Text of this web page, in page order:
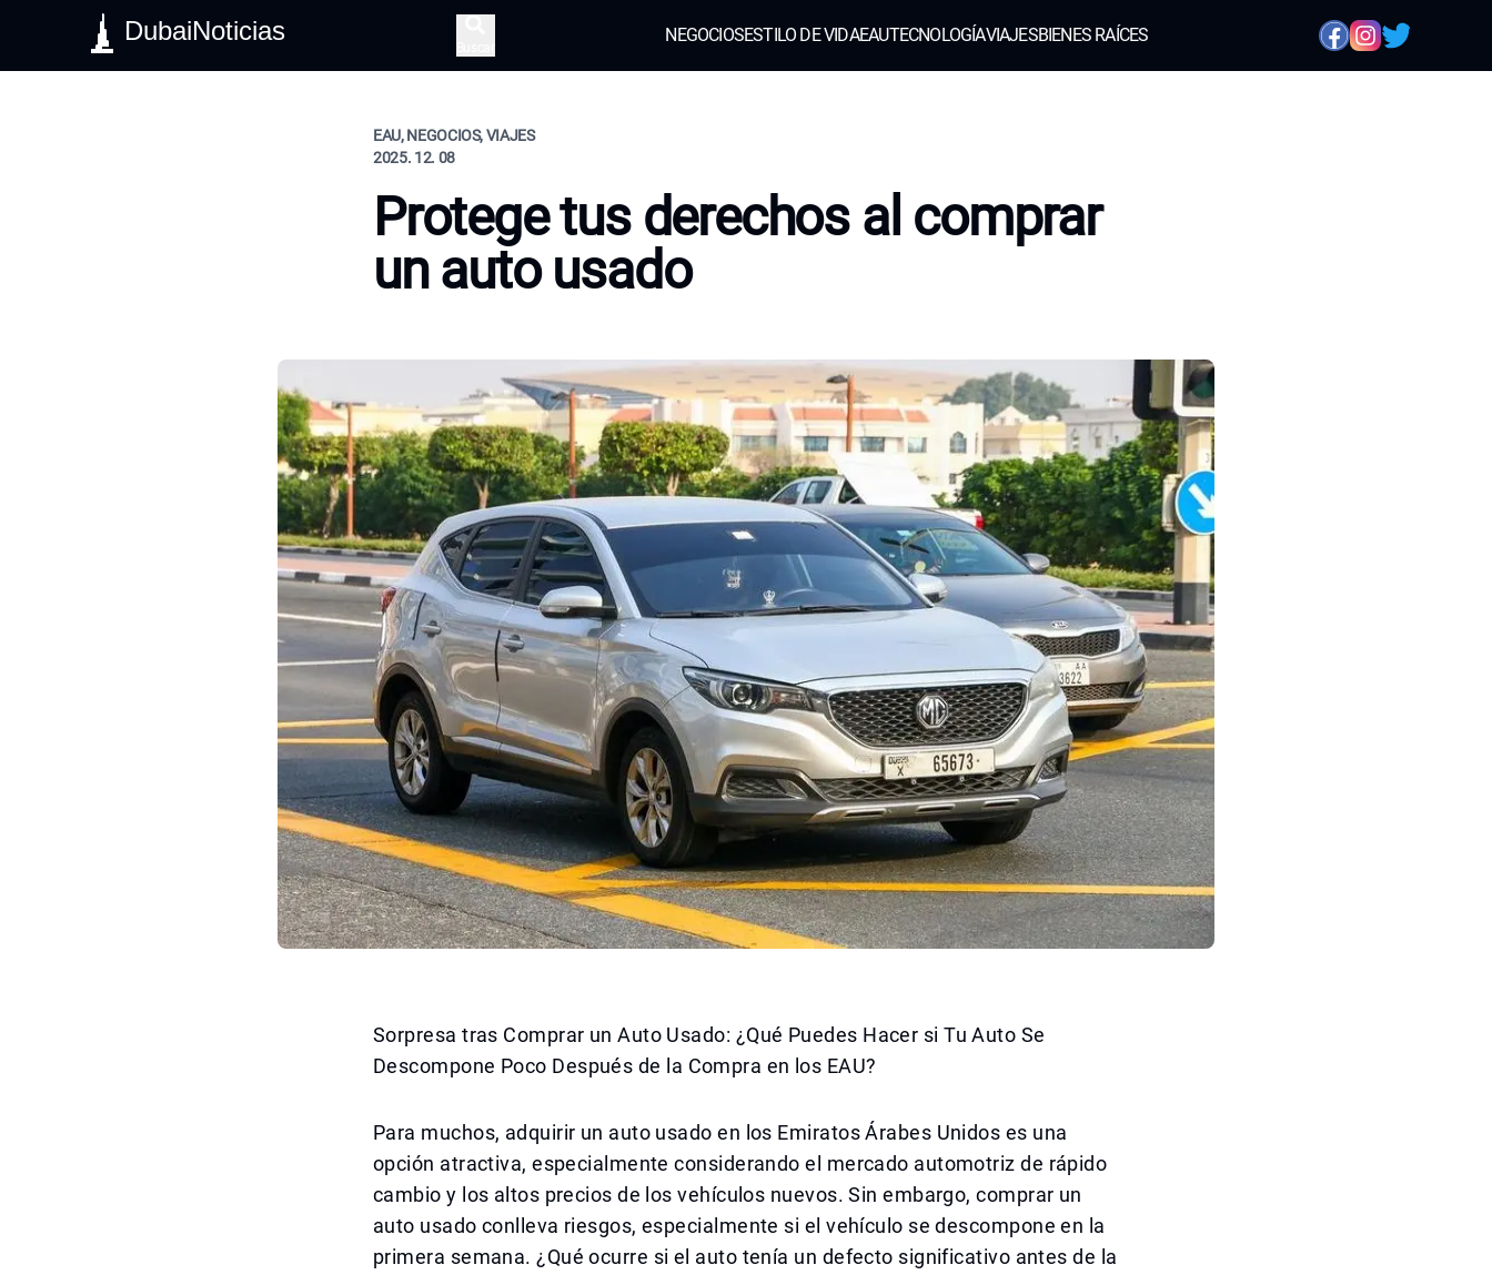
DubaiNoticias NEGOCIOSESTILO DE VIDAEAUTECNOLOGÍAVIAJESBIENES RAÍCES
EAU, NEGOCIOS, VIAJES
2025. 12. 08
Protege tus derechos al comprar
un auto usado
Sorpresa tras Comprar un Auto Usado: ¿Qué Puedes Hacer si Tu Auto Se
Descompone Poco Después de la Compra en los EAU?
Para muchos, adquirir un auto usado en los Emiratos Árabes Unidos es una
opción atractiva, especialmente considerando el mercado automotriz de rápido
cambio y los altos precios de los vehículos nuevos. Sin embargo, comprar un
auto usado conlleva riesgos, especialmente si el vehículo se descompone en la
primera semana. ¿Qué ocurre si el auto tenía un defecto significativo antes de la